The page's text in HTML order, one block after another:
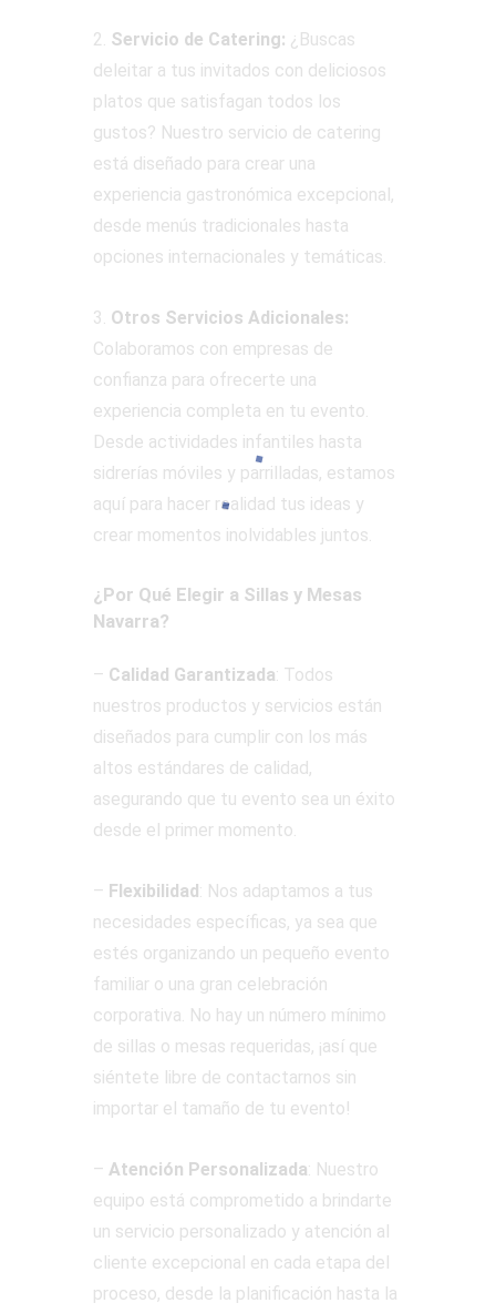
2. Servicio de Catering: ¿Buscas
deleitar a tus invitados con deliciosos
platos que satisfagan todos los
gustos? Nuestro servicio de catering
está diseñado para crear una
experiencia gastronómica excepcional,
desde menús tradicionales hasta
opciones internacionales y temáticas.
3. Otros Servicios Adicionales:
Colaboramos con empresas de
confianza para ofrecerte una
experiencia completa en tu evento.
Desde actividades infantiles hasta
sidrerías móviles y parrilladas, estamos
aquí para hacer realidad tus ideas y
crear momentos inolvidables juntos.
¿Por Qué Elegir a Sillas y Mesas
Navarra?
– Calidad Garantizada: Todos
nuestros productos y servicios están
diseñados para cumplir con los más
altos estándares de calidad,
asegurando que tu evento sea un éxito
desde el primer momento.
– Flexibilidad: Nos adaptamos a tus
necesidades específicas, ya sea que
estés organizando un pequeño evento
familiar o una gran celebración
corporativa. No hay un número mínimo
de sillas o mesas requeridas, ¡así que
siéntete libre de contactarnos sin
importar el tamaño de tu evento!
– Atención Personalizada: Nuestro
equipo está comprometido a brindarte
un servicio personalizado y atención al
cliente excepcional en cada etapa del
proceso, desde la planificación hasta la